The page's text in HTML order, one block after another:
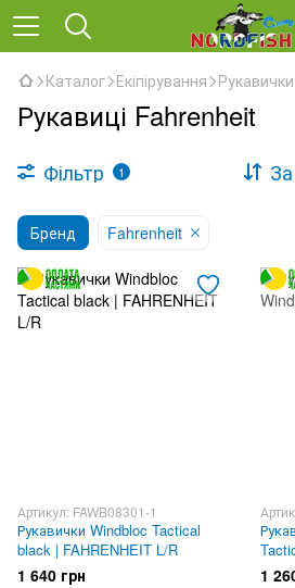
Каталог Екіпірування Рукавички
Рукавиці Fahrenheit
Фільтр 1
Бренд Fahrenheit
Артикул: FAWB08301-1
Рукавички Windbloc Tactical
black | FAHRENHEIT L/R
1 640 грн 1